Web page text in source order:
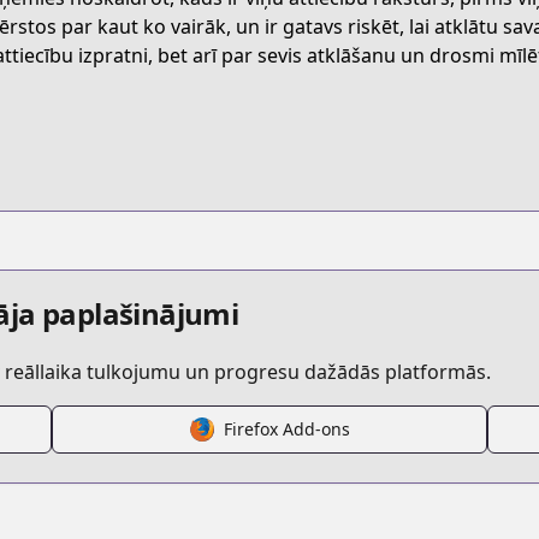
to-kagiura
www.cdjapan.co.jp/searchuni?q=平野と鍵浦
par kaut ko vairāk, un ir gatavs riskēt, lai atklātu
izpratni, bet arī par sevis atklāšanu un drosmi
paplašinājumi
reāllaika tulkojumu un progresu dažādās platformās.
Firefox Add-ons